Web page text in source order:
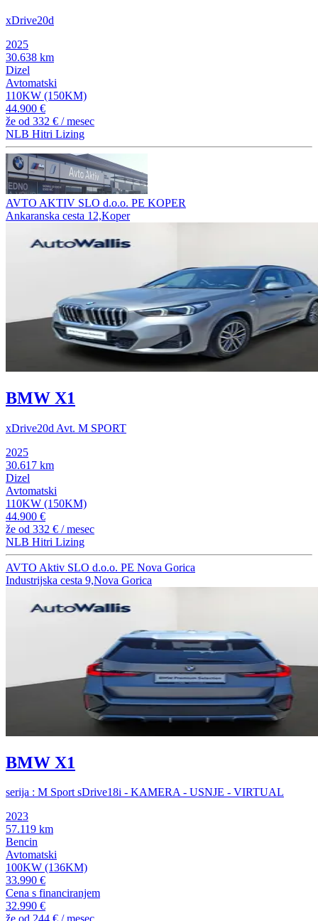
xDrive20d
2025
30.638 km
Dizel
Avtomatski
110KW (150KM)
44.900 €
že od 332 € / mesec
NLB Hitri Lizing
AVTO AKTIV SLO d.o.o. PE KOPER
Ankaranska cesta 12,Koper
BMW X1
xDrive20d Avt. M SPORT
2025
30.617 km
Dizel
Avtomatski
110KW (150KM)
44.900 €
že od 332 € / mesec
NLB Hitri Lizing
AVTO Aktiv SLO d.o.o. PE Nova Gorica
Industrijska cesta 9,Nova Gorica
BMW X1
serija : M Sport sDrive18i - KAMERA - USNJE - VIRTUAL
2023
57.119 km
Bencin
Avtomatski
100KW (136KM)
33.990 €
Cena s financiranjem
32.990 €